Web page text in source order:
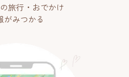
旅行・おでかけ
がみつかる